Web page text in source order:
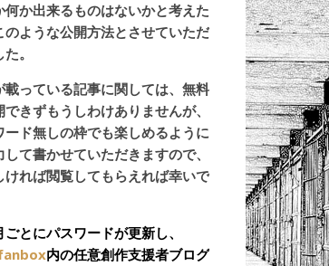
何か出来るものはないかと考えた
のような公開方法とさせていただ
。
載っている記事に関しては、無料
できずもうしわけありませんが、
ード無しの枠でも楽しめるように
して書かせていただきますので、
ければ閲覧してもらえれば幸いで
ごとにパスワードが更新し、
内の任意創作支援者ブログ